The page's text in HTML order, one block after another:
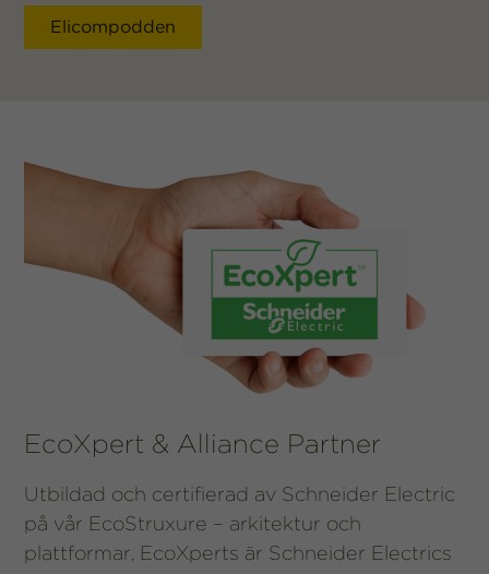
Elicompodden
EcoXpert & Alliance Partner
Utbildad och certifierad av Schneider Electric
på vår EcoStruxure – arkitektur och
plattformar, EcoXperts är Schneider Electrics
Statistik
För att vi ska
kunna
förbättra
hemsidans
funktionalitet
och
uppbyggnad,
baserat på
hur
hemsidan
För att vår
hemsida ska
bra som